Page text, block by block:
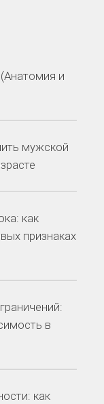
и
мужской
как
признаках
в
как